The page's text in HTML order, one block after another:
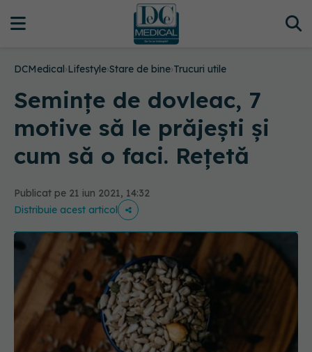
DCMedical›Lifestyle›Stare de bine›Trucuri utile
Semințe de dovleac, 7
motive să le prăjești și
cum să o faci. Rețetă
Publicat pe 21 iun 2021, 14:32
Distribuie acest articol